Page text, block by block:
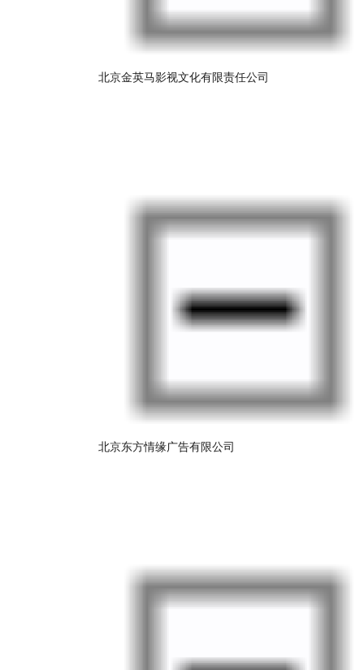
北京金英马影视文化有限责任公司
北京东方情缘广告有限公司